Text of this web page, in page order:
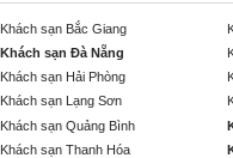
Khách sạn Bắc Giang
Khách sạn Đà Nẵng
Khách sạn Hải Phòng
Khách sạn Lạng Sơn
Khách sạn Quảng Bình
Khách sạn Thanh Hóa